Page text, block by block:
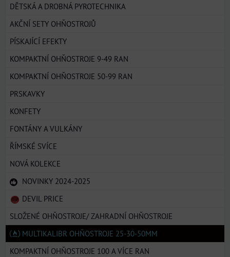
DĚTSKÁ A DROBNÁ PYROTECHNIKA
AKČNÍ SETY OHŇOSTROJŮ
PÍSKAJÍCÍ EFEKTY
KOMPAKTNÍ OHŇOSTROJE 9-49 RAN
KOMPAKTNÍ OHŇOSTROJE 50-99 RAN
PRSKAVKY
KONFETY
FONTÁNY A VULKÁNY
ŘÍMSKÉ SVÍCE
NOVÁ KOLEKCE
NOVINKY 2024-2025
DEVIL PRICE
SLOŽENÉ OHŇOSTROJE/ ZAHRADNÍ OHŇOSTROJE
MULTIKALIBR OHŇOSTROJE 25-30-50MM
KOMPAKTNÍ OHŇOSTROJE 100 A VÍCE RAN